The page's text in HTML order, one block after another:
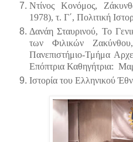
Ντίνος Κονόμος,
1978), τ. Γ΄, Πολιτική
Δανάη Σταυρινού, Το
των Φιλικών
Πανεπιστήμιο-Τμήμα
Επόπτρια Καθηγήτρια:
Ιστορία του Ελληνικού